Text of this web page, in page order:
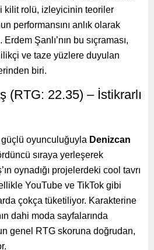
kilit rolü, izleyicinin teoriler
performansını anlık olarak
Şanlı’nın bu sıçraması,
ve taze yüzlere duyulan
biri.
(RTG: 22.35) – İstikrarlı
oyunculuğuyla Denizcan
sıraya yerleşerek
oynadığı projelerdeki cool tavrı
YouTube ve TikTok gibi
çokça tüketiliyor. Karakterine
dahi moda sayfalarında
genel RTG skoruna doğrudan,